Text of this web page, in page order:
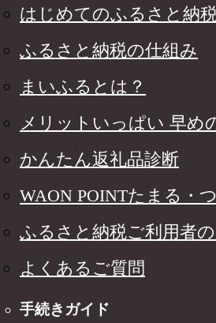
はじめてのふるさと納
ふるさと納税の仕組み
まいふるとは？
メリットいっぱい 早め
かんたん返礼品診断
WAON POINTたまる・
ふるさと納税ご利用者
よくあるご質問
手続きガイド